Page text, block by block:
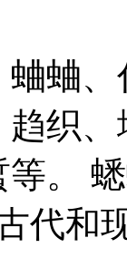
蛐
织
等。
代和